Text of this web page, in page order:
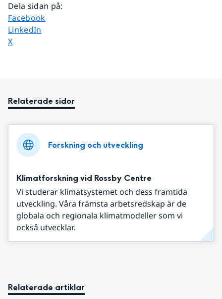
Dela sidan på:
Dela sidan på
Facebook
Dela sidan på
LinkedIn
Dela sidan på
X
Relaterade sidor
Forskning och utveckling
Klimatforskning vid Rossby Centre
Vi studerar klimatsystemet och dess framtida
utveckling. Våra främsta arbetsredskap är de
globala och regionala klimatmodeller som vi
också utvecklar.
Relaterade artiklar